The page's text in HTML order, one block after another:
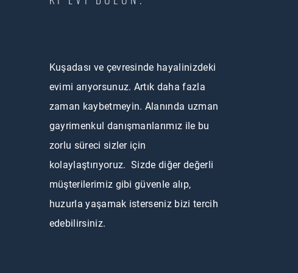
Kuşadası ve çevresinde hayalinizdeki
evimi arıyorsunuz. Artık daha fazla
zaman kaybetmeyin. Alanında uzman
gayrimenkul danışmanlarımız ile bu
zorlu süreci sizler için
kolaylaştırıyoruz. Sizde diğer değerli
müşterilerimiz gibi güvenle alıp,
huzurla yaşamak isterseniz bizi tercih
edebilirsiniz.